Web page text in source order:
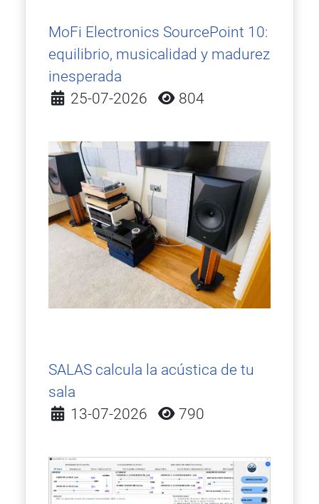
MoFi Electronics SourcePoint 10:
equilibrio, musicalidad y madurez
inesperada
Detalles
25-07-2026 804
SALAS calcula la acústica de tu
sala
Detalles
13-07-2026 790